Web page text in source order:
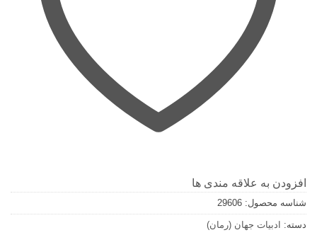
افزودن به علاقه مندی ها
شناسه محصول: 29606
دسته: ادبيات جهان (رمان)